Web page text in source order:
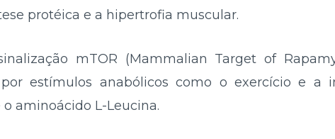
protéica e a hipertrofia muscular.
mTOR (Mammalian Target of
estímulos anabólicos como o exercício e a
aminoácido L-Leucina.